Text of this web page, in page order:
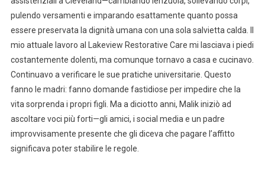
pulendo versamenti e imparando esattamente quanto possa
essere preservata la dignità umana con una sola salvietta calda. Il
mio attuale lavoro al Lakeview Restorative Care mi lasciava i piedi
costantemente dolenti, ma comunque tornavo a casa e cucinavo.
Continuavo a verificare le sue pratiche universitarie. Questo
fanno le madri: fanno domande fastidiose per impedire che la
vita sorprenda i propri figli. Ma a diciotto anni, Malik iniziò ad
ascoltare voci più forti—gli amici, i social media e un padre
improvvisamente presente che gli diceva che pagare l’affitto
significava poter stabilire le regole.